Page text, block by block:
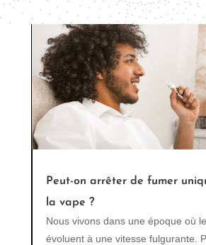
Peut-on arrêter de fumer
la vape ?
Nous vivons dans une époque où
évoluent à une vitesse fulgurante.